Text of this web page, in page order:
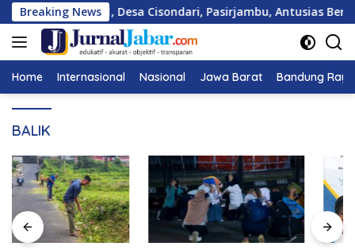
Langsung
ke
konten
Breaking News
RT 02/RW 01, Desa Cisondari, Pasirjambu, Antusias
Home Internasional Nasional Jawa Barat Bandung Raya
BALIK